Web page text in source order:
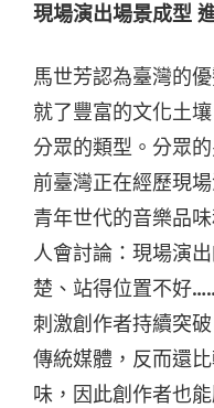
現場演出場景成型
馬世芳認為臺灣的
就了豐富的文化土
分眾的類型。分眾
前臺灣正在經歷現
青年世代的音樂品
人會討論：現場演
楚、站得位置不好
刺激創作者持續突
傳統媒體，反而還
味，因此創作者也